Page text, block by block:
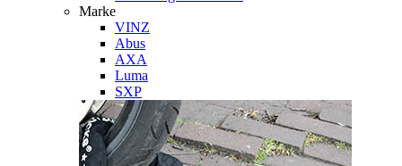
Marke
VINZ
Abus
AXA
Luma
SXP